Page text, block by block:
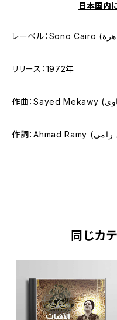
日本国内
リリース：1972年
同じカ